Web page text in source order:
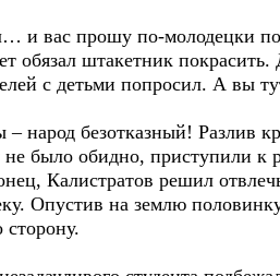
и вас прошу по-молодецки
обязал штакетник
с детьми попросил. А вы
народ безотказный! Разлив
было обидно, приступили к
Калистратов решил
Опустив на землю
сторону.